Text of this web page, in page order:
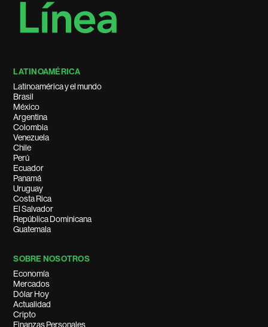
LATINOAMÉRICA
Latinoamérica y el mundo
Brasil
México
Argentina
Colombia
Venezuela
Chile
Perú
Ecuador
Panamá
Uruguay
Costa Rica
El Salvador
República Dominicana
Guatemala
SOBRE NOSOTROS
Economía
Mercados
Dólar Hoy
Actualidad
Cripto
Finanzas Personales